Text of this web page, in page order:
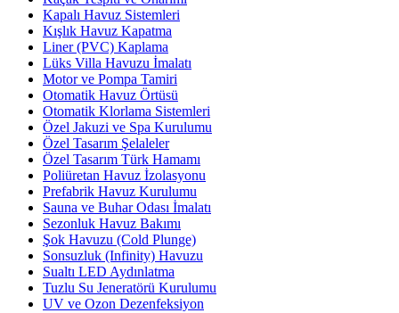
Kapalı Havuz Sistemleri
Kışlık Havuz Kapatma
Liner (PVC) Kaplama
Lüks Villa Havuzu İmalatı
Motor ve Pompa Tamiri
Otomatik Havuz Örtüsü
Otomatik Klorlama Sistemleri
Özel Jakuzi ve Spa Kurulumu
Özel Tasarım Şelaleler
Özel Tasarım Türk Hamamı
Poliüretan Havuz İzolasyonu
Prefabrik Havuz Kurulumu
Sauna ve Buhar Odası İmalatı
Sezonluk Havuz Bakımı
Şok Havuzu (Cold Plunge)
Sonsuzluk (Infinity) Havuzu
Sualtı LED Aydınlatma
Tuzlu Su Jeneratörü Kurulumu
UV ve Ozon Dezenfeksiyon